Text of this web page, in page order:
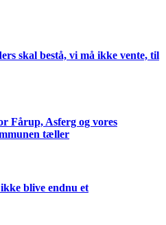
skal bestå, vi må ikke vente, til
Fårup, Asferg og vores
tæller
blive endnu et